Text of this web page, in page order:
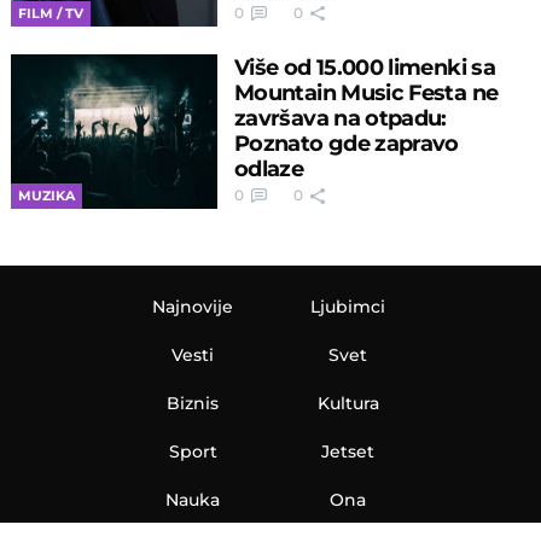
FILM / TV 0 0
MUZIKA
Više od 15.000 limenki sa
Mountain Music Festa ne
završava na otpadu:
Poznato gde zapravo
odlaze
0 0
Najnovije
Vesti
Biznis
Sport
Nauka
Ljubimci
Svet
Kultura
Jetset
Ona